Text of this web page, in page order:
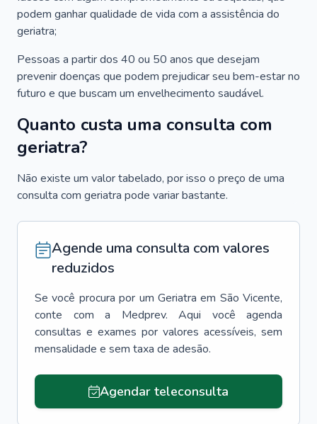
podem ganhar qualidade de vida com a assistência do
geriatra;
Pessoas a partir dos 40 ou 50 anos que desejam
prevenir doenças que podem prejudicar seu bem-estar no
futuro e que buscam um envelhecimento saudável.
Quanto custa uma consulta com
geriatra?
Não existe um valor tabelado, por isso o preço de uma
consulta com geriatra pode variar bastante.
Agende uma consulta com valores
reduzidos
Se você procura por um Geriatra em São Vicente,
conte com a Medprev. Aqui você agenda
consultas e exames por valores acessíveis, sem
mensalidade e sem taxa de adesão.
Agendar teleconsulta